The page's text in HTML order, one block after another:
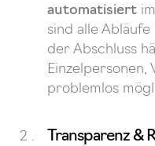
automatisiert
sind alle
der Abschluss
problemlos
Transparenz &